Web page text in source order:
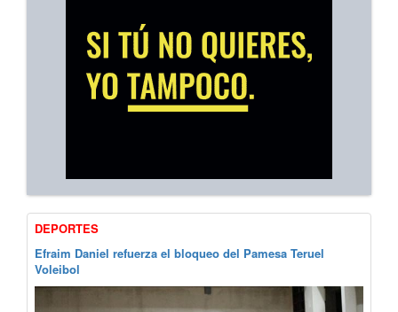
DEPORTES
Efraim Daniel refuerza el bloqueo del Pamesa Teruel
Voleibol